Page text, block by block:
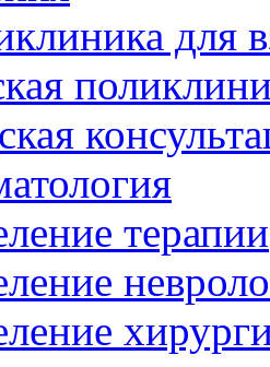
для
терапии